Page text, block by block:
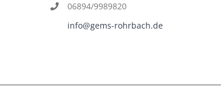
06894/9989820
info@gems-rohrbach.de